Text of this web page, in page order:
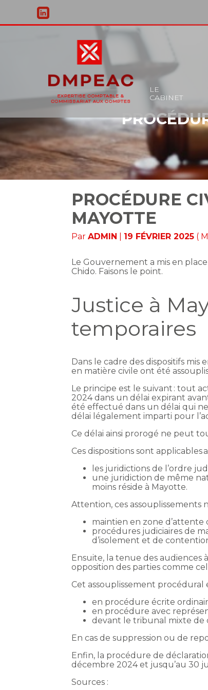
au
contenu
Principal
LE
CABINET
PROCÉDURE
MAYOTTE
ParADMIN 19 FÉVRIER 2025 (
Le Gouvernement a mis en
Chido. Faisons le point.
Justice à
temporaires
Dans le cadre des dispositifs
en matière civile ont été
Le principe est le suivant : tout
2024 dans un délai expirant
été effectué dans un délai qui
délai légalement imparti pour
Ce délai ainsi prorogé ne peut
Ces dispositions sont
les juridictions de l’ordre
une juridiction de même
moins réside à Mayotte.
Attention, ces assouplissements
maintien en zone
procédures judiciaires de
d’isolement et de
Ensuite, la tenue des audiences
opposition des parties comme
Cet assouplissement procédural
en procédure écrite
en procédure avec
devant le tribunal mixte de
En cas de suppression ou de
Enfin, la procédure de
décembre 2024 et jusqu’au 30
Sources :